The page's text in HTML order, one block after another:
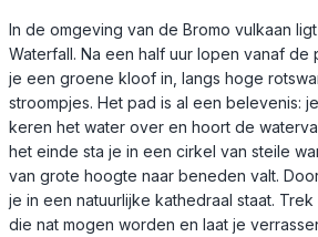
In de omgeving van de Bromo vulkaan
Waterfall. Na een half uur lopen vanaf de
je een groene kloof in, langs hoge
stroompjes. Het pad is al een belevenis:
keren het water over en hoort de
het einde sta je in een cirkel van steile
van grote hoogte naar beneden valt.
je in een natuurlijke kathedraal staat.
die nat mogen worden en laat je